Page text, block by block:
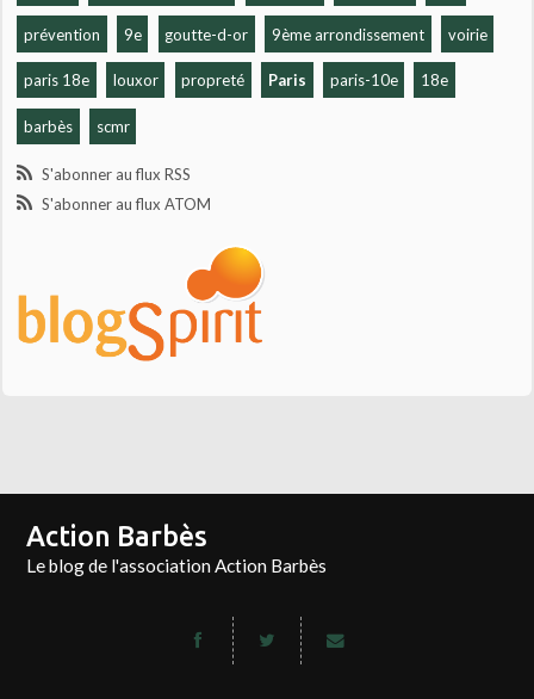
prévention 9e goutte-d-or 9ème arrondissement voirie
paris 18e louxor propreté Paris paris-10e 18e
barbès scmr
S'abonner au flux RSS
S'abonner au flux ATOM
Action Barbès
Le blog de l'association Action Barbès